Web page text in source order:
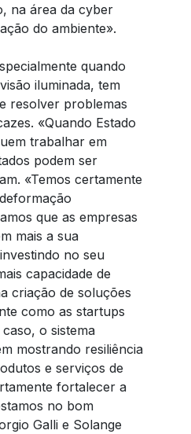
na área da cyber
do ambiente».
quando
iluminada, tem
resolver problemas
«Quando Estado
trabalhar em
podem ser
«Temos certamente
que as empresas
mais a sua
no seu
capacidade de
criação de soluções
como as startups
o sistema
mostrando resiliência
e serviços de
fortalecer a
no bom
Galli e Solange